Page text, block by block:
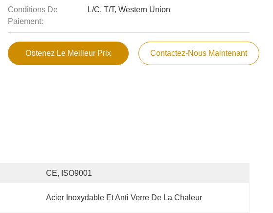
Conditions De
Paiement:
L/C, T/T, Western Union
Obtenez Le Meilleur Prix Contactez-Nous Maintenant
CE, ISO9001
Acier Inoxydable Et Anti Verre De La Chaleur